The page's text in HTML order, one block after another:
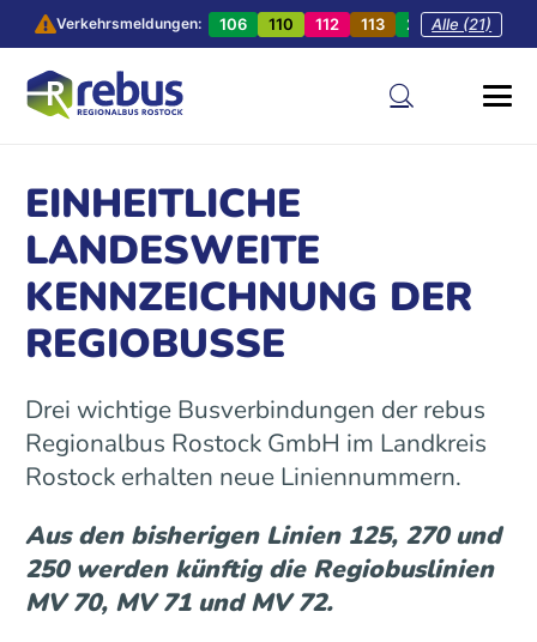
Verkehrsmeldungen: 106 110 112 113 201 202
Alle (21)
EINHEITLICHE
LANDESWEITE
KENNZEICHNUNG DER
REGIOBUSSE
Drei wichtige Busverbindungen der rebus
Regionalbus Rostock GmbH im Landkreis
Rostock erhalten neue Liniennummern.
Aus den bisherigen Linien 125, 270 und
250 werden künftig die Regiobuslinien
MV 70, MV 71 und MV 72.